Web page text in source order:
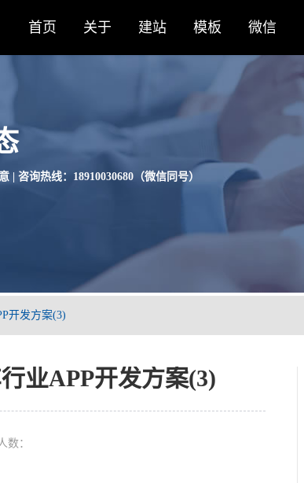
首页 关于 建站 模板 微信
| 咨询热线：18910030680（微信同号）
开发方案(3)
业APP开发方案(3)
数：